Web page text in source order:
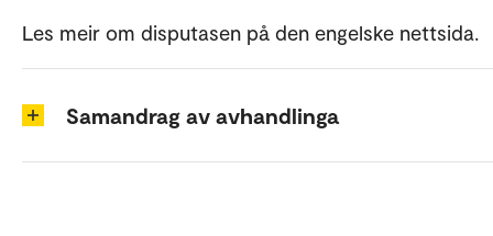
Les meir om disputasen på den engelske nettsida.
Samandrag av avhandlinga